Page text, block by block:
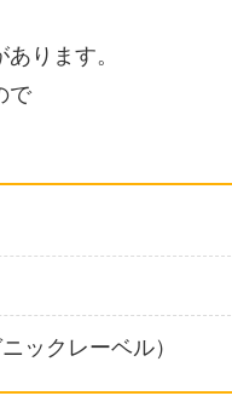
ります。
で
クレーベル）